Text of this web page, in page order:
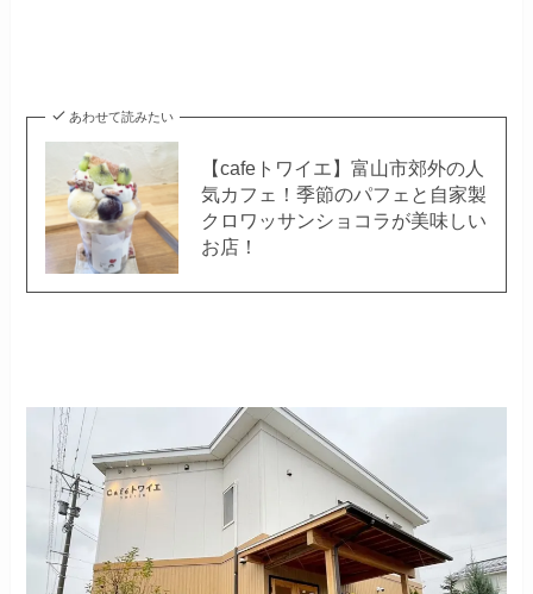
あわせて読みたい
【cafeトワイエ】富山市郊外の人
気カフェ！季節のパフェと自家製
クロワッサンショコラが美味しい
お店！